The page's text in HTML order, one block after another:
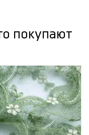
покупают